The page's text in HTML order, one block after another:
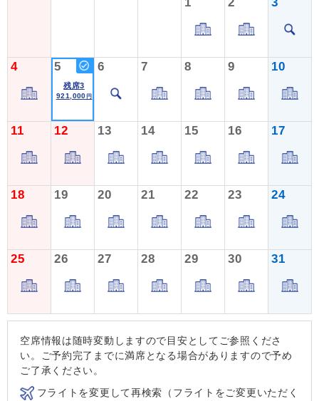
4 5
残席3
921,000 円
6 7 8 9 10
11 12 13 14 15 16 17
18 19 20 21 22 23 24
25 26 27 28 29 30 31
空席情報は随時変動しますので目安としてご参照くださ
い。ご予約完了までに満席となる場合がありますので予め
ご了承ください。
フライトを変更して再検索（フライトをご変更いただく